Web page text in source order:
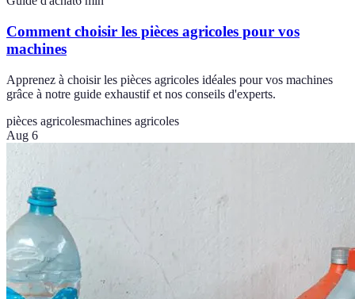
Comment choisir les pièces agricoles pour vos
machines
Apprenez à choisir les pièces agricoles idéales pour vos machines
grâce à notre guide exhaustif et nos conseils d'experts.
pièces agricolesmachines agricoles
Aug 6